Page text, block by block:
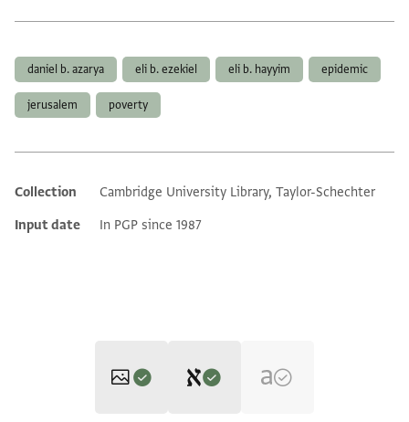
daniel b. azarya eli b. ezekiel eli b. hayyim epidemic
jerusalem poverty
Additional metadata
Collection
Cambridge University Library, Taylor-Schechter
Input date
In PGP since 1987